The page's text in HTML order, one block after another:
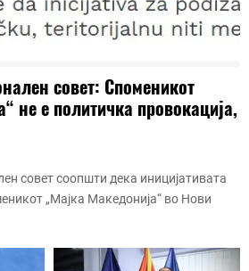
совет: Споменикот
не е политичка провокација,
совет соопшти дека иницијативата
„Мајка Македонија“ во Нови